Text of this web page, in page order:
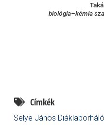
biológia–kémia
Címkék
Selye János